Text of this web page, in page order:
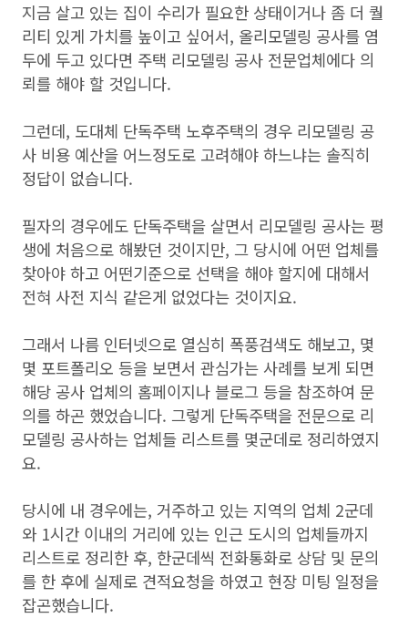
지금 살고 있는 집이 수리가 필요한 상태이거나 좀 더 퀄
리티 있게 가치를 높이고 싶어서, 올리모델링 공사를 염
두에 두고 있다면 주택 리모델링 공사 전문업체에다 의
뢰를 해야 할 것입니다.
그런데, 도대체 단독주택 노후주택의 경우 리모델링 공
사 비용 예산을 어느정도로 고려해야 하느냐는 솔직히
정답이 없습니다.
필자의 경우에도 단독주택을 살면서 리모델링 공사는 평
생에 처음으로 해봤던 것이지만, 그 당시에 어떤 업체를
찾아야 하고 어떤기준으로 선택을 해야 할지에 대해서
전혀 사전 지식 같은게 없었다는 것이지요.
그래서 나름 인터넷으로 열심히 폭풍검색도 해보고, 몇
몇 포트폴리오 등을 보면서 관심가는 사례를 보게 되면
해당 공사 업체의 홈페이지나 블로그 등을 참조하여 문
의를 하곤 했었습니다. 그렇게 단독주택을 전문으로 리
모델링 공사하는 업체들 리스트를 몇군데로 정리하였지
요.
당시에 내 경우에는, 거주하고 있는 지역의 업체 2군데
와 1시간 이내의 거리에 있는 인근 도시의 업체들까지
리스트로 정리한 후, 한군데씩 전화통화로 상담 및 문의
를 한 후에 실제로 견적요청을 하였고 현장 미팅 일정을
잡곤했습니다.